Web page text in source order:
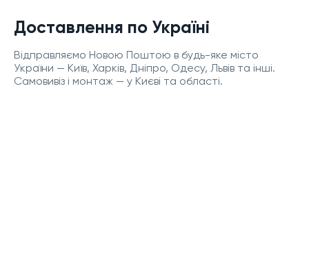
Доставлення по Україні
Відправляємо Новою Поштою в будь-яке місто
України — Київ, Харків, Дніпро, Одесу, Львів та інші.
Самовивіз і монтаж — у Києві та області.